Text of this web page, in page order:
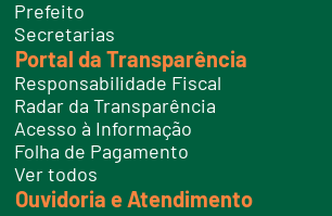
Prefeito
Secretarias
Portal da Transparência
Responsabilidade Fiscal
Radar da Transparência
Acesso à Informação
Folha de Pagamento
Ver todos
Ouvidoria e Atendimento